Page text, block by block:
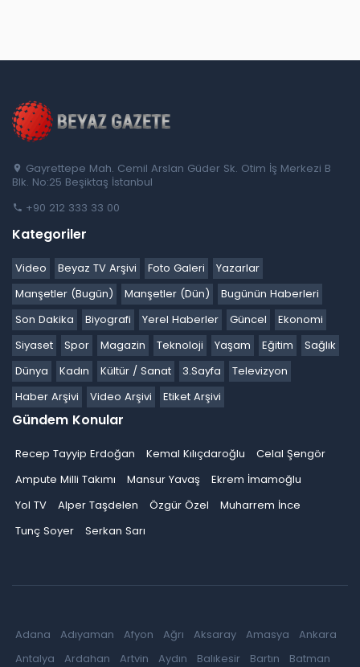
Gayrettepe Mah. Cemil Arslan Güder Sk. Otim İş Merkezi B
Blk. No:25 Beşiktaş İstanbul
+90 212 333 33 00
Kategoriler
Video Beyaz TV Arşivi Foto Galeri
Yazarlar
Manşetler (Bugün)
Manşetler (Dün)
Bugünün Haberleri
Son Dakika
Biyografi Yerel Haberler Güncel
Ekonomi
Siyaset
Spor Magazin Teknoloji Yaşam Eğitim
Sağlık
Dünya
Kadın Kültür / Sanat 3.Sayfa
Televizyon
Haber Arşivi
Video Arşivi Etiket Arşivi
Gündem Konular
Recep Tayyip Erdoğan Kemal Kılıçdaroğlu
Celal Şengör
Ampute Milli Takımı
Mansur Yavaş
Ekrem İmamoğlu
Yol TV
Alper Taşdelen Özgür Özel
Muharrem İnce
Tunç Soyer
Serkan Sarı
Adana Adıyaman Afyon Ağrı Aksaray Amasya
Ankara
Antalya
Ardahan Artvin Aydın Balıkesir Bartın Batman